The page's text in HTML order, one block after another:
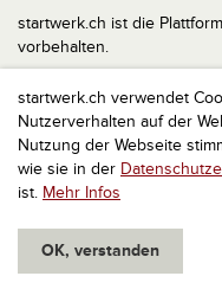
startwerk.ch verwendet
Nutzerverhalten auf der
Nutzung der Webseite
wie sie in der
ist. Mehr Infos
OK, verstanden
startwerk.ch ist die
vorbehalten.
Impressum
Kontakt
nach oben